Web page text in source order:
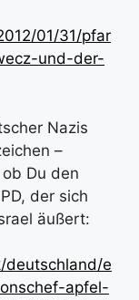
01/31/pfar
und-der-
Nazis
–
Du den
der sich
äußert:
e
apfel-